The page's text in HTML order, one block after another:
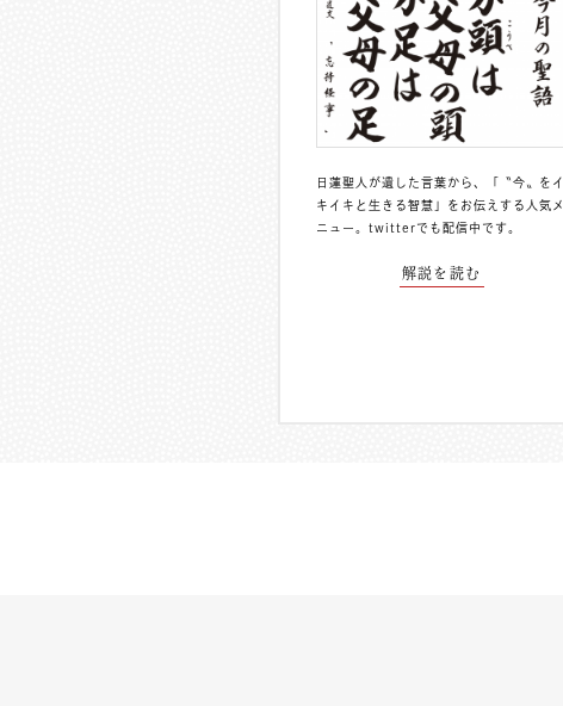
日蓮聖人が遺した言葉から、「〝今〟をイ
キイキと生きる智慧」をお伝えする人気メ
ニュー。 twitterでも配信中 です。
解説を読む